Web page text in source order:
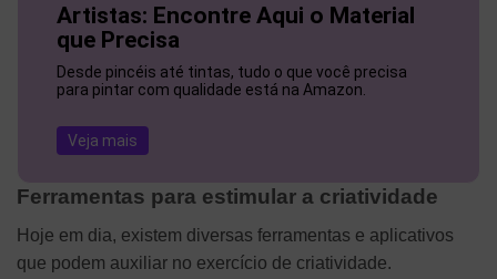
Artistas: Encontre Aqui o Material
que Precisa
Desde pincéis até tintas, tudo o que você precisa
para pintar com qualidade está na Amazon.
Veja mais
Ferramentas para estimular a criatividade
Hoje em dia, existem diversas ferramentas e aplicativos
que podem auxiliar no exercício de criatividade.